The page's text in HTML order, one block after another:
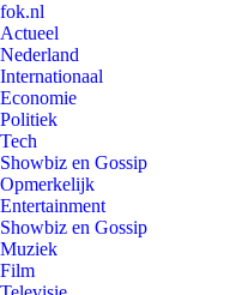
fok.nl
Actueel
Nederland
Internationaal
Economie
Politiek
Tech
Showbiz en Gossip
Opmerkelijk
Entertainment
Showbiz en Gossip
Muziek
Film